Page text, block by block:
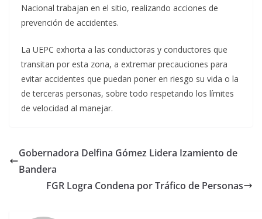
Nacional trabajan en el sitio, realizando acciones de
prevención de accidentes.
La UEPC exhorta a las conductoras y conductores que
transitan por esta zona, a extremar precauciones para
evitar accidentes que puedan poner en riesgo su vida o la
de terceras personas, sobre todo respetando los límites
de velocidad al manejar.
Gobernadora Delfina Gómez Lidera Izamiento de
Bandera
FGR Logra Condena por Tráfico de Personas